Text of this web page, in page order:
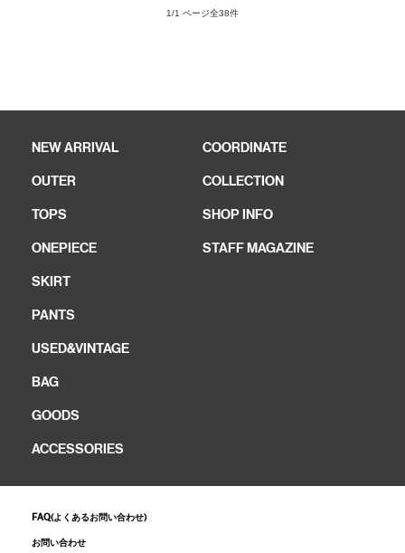
1/1 ページ全38件
NEW ARRIVAL
OUTER
TOPS
ONEPIECE
SKIRT
PANTS
USED&VINTAGE
BAG
GOODS
ACCESSORIES
COORDINATE
COLLECTION
SHOP INFO
STAFF MAGAZINE
FAQ(よくあるお問い合わせ)
お問い合わせ